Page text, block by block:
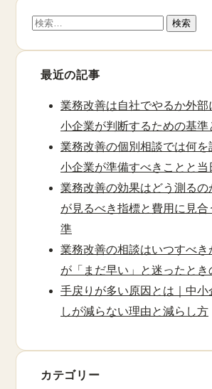
検
最近の記事
業務改善は自社でやるか外部
小企業が判断するための基準
業務改善の個別相談では何を
小企業が準備すべきことと当
業務改善の効果はどう測るの
が見るべき指標と費用に見合
準
業務改善の相談はいつすべき
が「まだ早い」と迷ったとき
手戻りが多い原因とは｜中小
しが減らない理由と減らし方
カテゴリー